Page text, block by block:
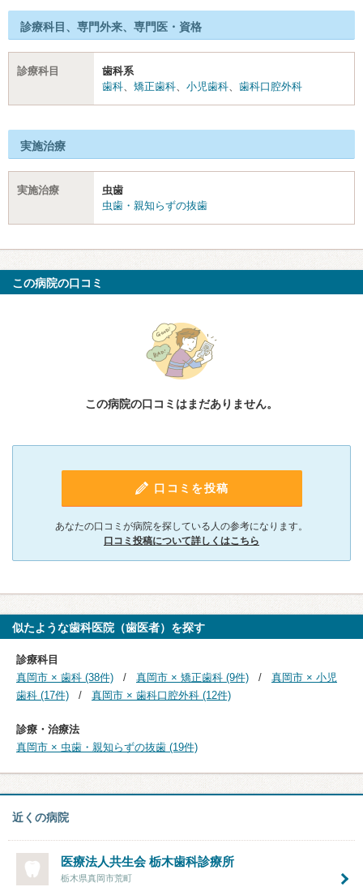
診療科目、専門外来、専門医・資格
診療科目
歯科系
歯科
矯正歯科 小児歯科 歯科口腔外科
実施治療
実施治療
虫歯
虫歯・親知らずの抜歯
この病院の口コミ
この病院の口コミはまだありません。
口コミを投稿
あなたの口コミが病院を探している人の参考になります。
口コミ投稿について詳しくはこちら
似たような歯科医院（歯医者）を探す
診療科目
真岡市 × 歯科 (38件)
真岡市 × 矯正歯科 (9件)
真岡市 × 小児
歯科 (17件)
真岡市 × 歯科口腔外科 (12件)
診療・治療法
真岡市 × 虫歯・親知らずの抜歯 (19件)
近くの病院
医療法人共生会 栃木歯科診療所
栃木県真岡市荒町